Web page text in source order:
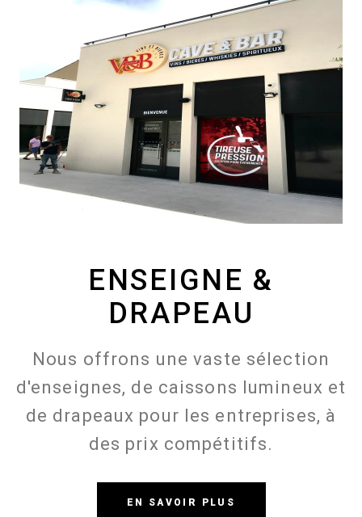
ENSEIGNE &
DRAPEAU
Nous offrons une vaste sélection
d'enseignes, de caissons lumineux et
de drapeaux pour les entreprises, à
des prix compétitifs.
EN SAVOIR PLUS